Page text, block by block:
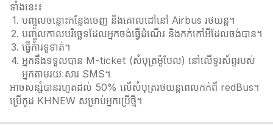
ទាំងនេះ៖
បញ្ចូលចន្លោះកន្លែងចេញ និងគោលដៅនៅ Airbus រថយន្ត។
បញ្ចូលកាលបរិច្ឆេទដែលអ្នកចង់ធ្វើដំណើរ និងកក់កៅអីដែលចង់បាន។
ធ្វើការទូទាត់។
អ្នកនឹងទទួលបាន M-ticket (សំបុត្រម៉ូបែល) នៅលើទូរស័ព្ទរបស់
អ្នកតាមរយៈសារ SMS។
អាចសន្សំបានរហូតដល់ 50% លើសំបុត្ររថយន្តពេលកក់ពី redBus។
ប្រើកូដ KHNEW សម្រាប់អ្នកប្រើថ្មី។